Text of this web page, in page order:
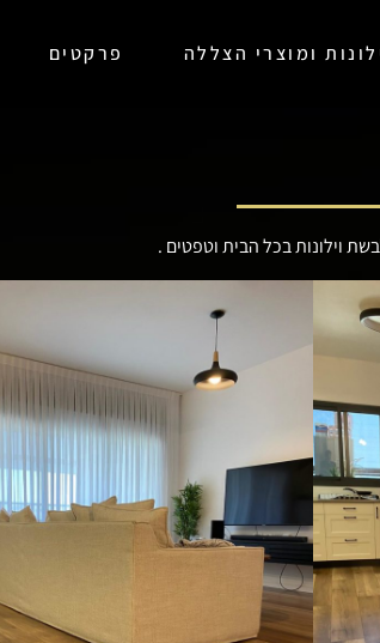
ומוצרי הצללה פרקטים
וילונות בכל הבית וטפטים .